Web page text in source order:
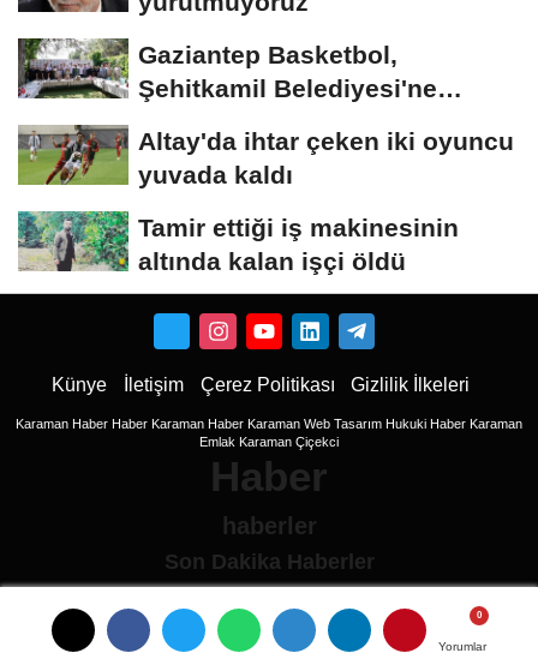
Yorumlar
Yorumlar
Gaziantep Basketbol,
Şehitkamil Belediyesi'ne
Altay'da ihtar çeken iki oyuncu
yuvada kaldı
Tamir ettiği iş makinesinin
altında kalan işçi öldü
Künye İletişim Çerez Politikası Gizlilik İlkeleri
Karaman Haber Haber Karaman Haber Karaman Web Tasarım Hukuki Haber Karaman
Emlak Karaman Çiçekci
Haber
haberler
Son Dakika Haberler
son dakika Haberleri